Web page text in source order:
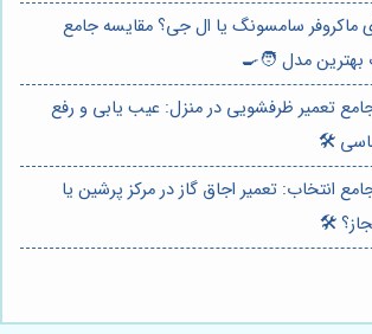
ماکروفر سامسونگ یا ال جی؟ مقایسه جامع
بهترین مدل 🧑‍🍳
تعمیر ظرفشویی در منزل: عیب یابی و رفع
🛠️
انتخاب: تعمیر اجاق گاز در مرکز پرشین یا
🛠️